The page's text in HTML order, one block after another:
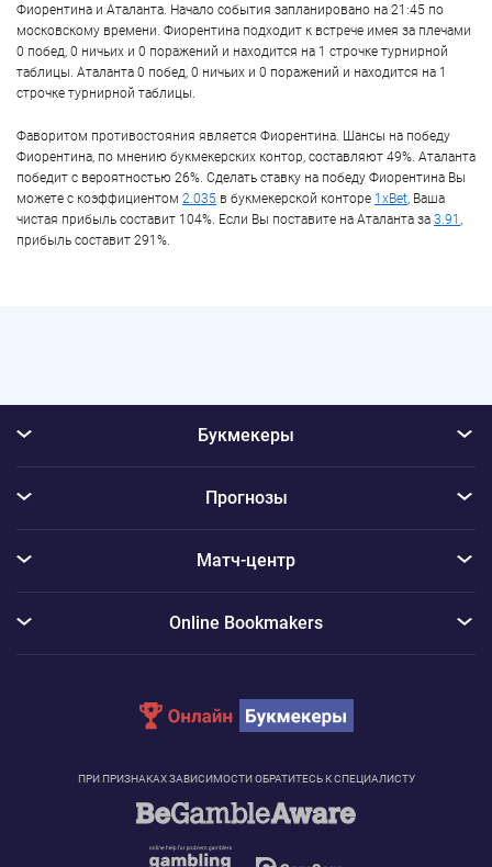
Фиорентина и Аталанта. Начало события запланировано на 21:45 по
московскому времени. Фиорентина подходит к встрече имея за плечами
0 побед, 0 ничьих и 0 поражений и находится на 1 строчке турнирной
таблицы. Аталанта 0 побед, 0 ничьих и 0 поражений и находится на 1
строчке турнирной таблицы.
Фаворитом противостояния является Фиорентина. Шансы на победу
Фиорентина, по мнению букмекерских контор, составляют 49%. Аталанта
победит с вероятностью 26%. Сделать ставку на победу Фиорентина Вы
можете с коэффициентом 2.035 в букмекерской конторе 1xBet , Ваша
чистая прибыль составит 104%. Если Вы поставите на Аталанта за 3.91
прибыль составит 291%.
ПРИ ПРИЗНАКАХ ЗАВИСИМОСТИ ОБРАТИТЕСЬ К СПЕЦИАЛИСТУ
Букмекеры
Прогнозы
Матч-центр
Online Bookmakers